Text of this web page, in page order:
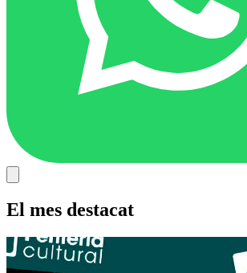
El mes destacat